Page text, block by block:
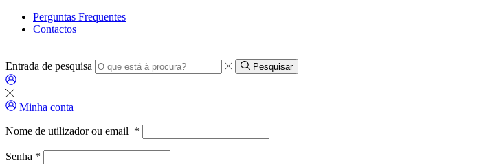
Perguntas Frequentes
Contactos
Entrada de pesquisa Pesquisar
Minha conta
Nome de utilizador ou email *
Senha *